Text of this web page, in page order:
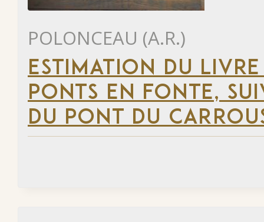
POLONCEAU (A.R.)
ESTIMATION DU
PONTS EN FONTE,
DU PONT DU